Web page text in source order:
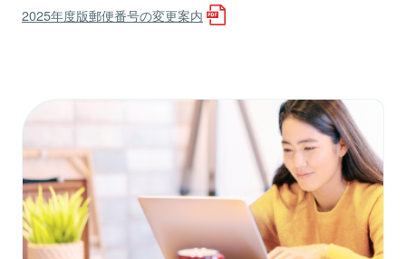
2025年度版郵便番号の変更案内